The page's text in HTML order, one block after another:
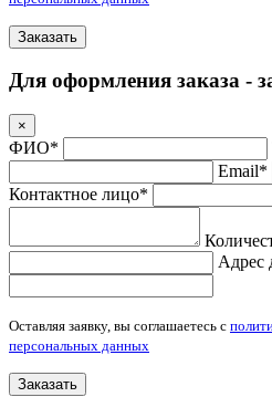
Заказать
Для оформления заказа -
×
ФИО*
Email*
Контактное лицо*
Адрес
Оставляя заявку, вы соглашаетесь с
персональных данных
Заказать